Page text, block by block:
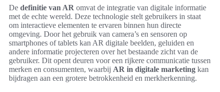
De definitie van AR omvat de integratie van digitale informatie
met de echte wereld. Deze technologie stelt gebruikers in staat
om interactieve elementen te ervaren binnen hun directe
omgeving. Door het gebruik van camera’s en sensoren op
smartphones of tablets kan AR digitale beelden, geluiden en
andere informatie projecteren over het bestaande zicht van de
gebruiker. Dit opent deuren voor een rijkere communicatie tussen
merken en consumenten, waarbij AR in digitale marketing kan
bijdragen aan een grotere betrokkenheid en merkherkenning.